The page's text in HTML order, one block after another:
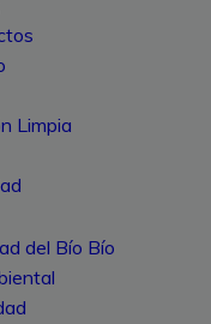
Limpia
del Bío Bío